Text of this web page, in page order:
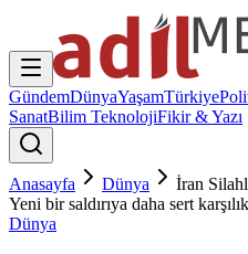
GündemDünyaYaşamTürkiye
SanatBilim TeknolojiFikir & Yazı
Anasayfa Dünya
İran
Yeni bir saldırıya daha sert
Dünya